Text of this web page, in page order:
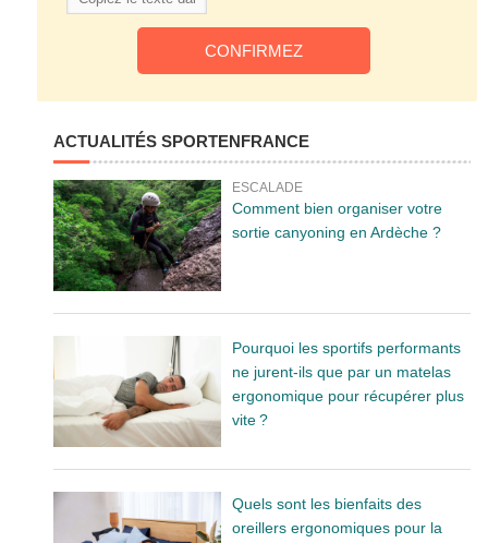
ACTUALITÉS SPORTENFRANCE
ESCALADE
Comment bien organiser votre
sortie canyoning en Ardèche ?
Pourquoi les sportifs performants
ne jurent-ils que par un matelas
ergonomique pour récupérer plus
vite ?
Quels sont les bienfaits des
oreillers ergonomiques pour la